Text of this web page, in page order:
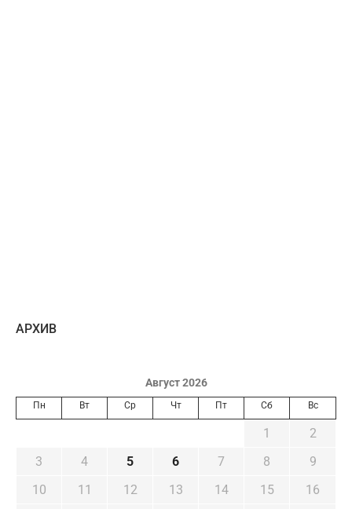
AРХИВ
Август 2026
Пн Вт Ср Чт Пт Сб Вс
1
2
3
4 5 6 7 8
9
10
11 12 13 14 15
16